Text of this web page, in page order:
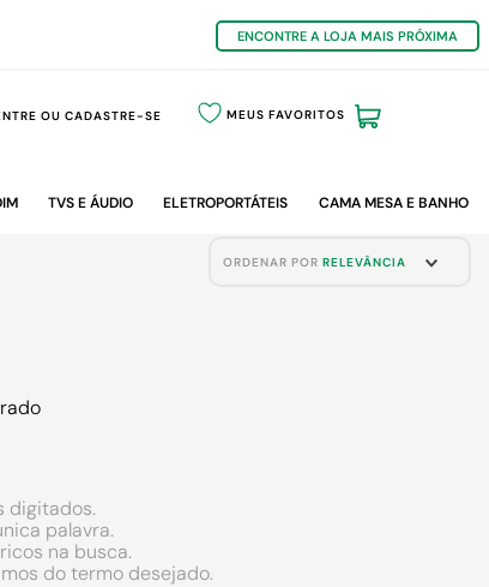
ENCONTRE A LOJA MAIS PRÓXIMA
OU CADASTRE-SE MEUS FAVORITOS
TVS E ÁUDIO ELETROPORTÁTEIS CAMA MESA E BANHO
ORDENAR POR RELEVÂNCIA
digitados.
palavra.
na busca.
do termo desejado.